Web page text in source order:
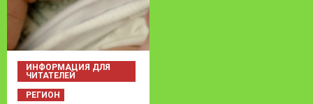
ИНФОРМАЦИЯ ДЛЯ
ЧИТАТЕЛЕЙ
РЕГИОН